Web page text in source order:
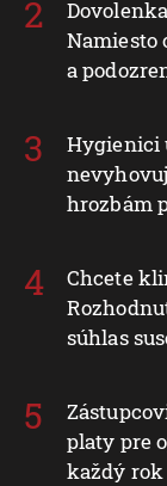
Namiesto
a
Hygienici
hrozbám
Chcete
súhlas
platy pre
každý rok